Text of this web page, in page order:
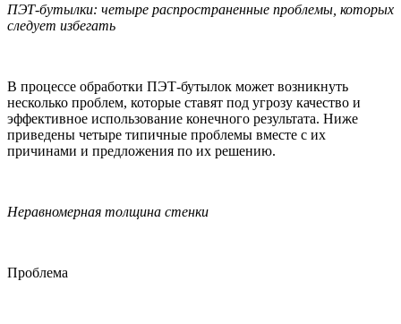
ПЭТ-бутылки: четыре распространенные проблемы, которых
следует избегать
В процессе обработки ПЭТ-бутылок может возникнуть
несколько проблем, которые ставят под угрозу качество и
эффективное использование конечного результата. Ниже
приведены четыре типичные проблемы вместе с их
причинами и предложения по их решению.
Неравномерная толщина стенки
Проблема